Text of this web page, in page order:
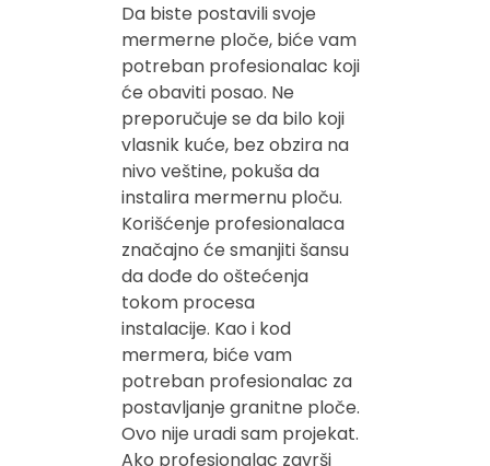
Da biste postavili svoje
mermerne ploče, biće vam
potreban profesionalac koji
će obaviti posao. Ne
preporučuje se da bilo koji
vlasnik kuće, bez obzira na
nivo veštine, pokuša da
instalira mermernu ploču.
Korišćenje profesionalaca
značajno će smanjiti šansu
da dođe do oštećenja
tokom procesa
instalacije. Kao i kod
mermera, biće vam
potreban profesionalac za
postavljanje granitne ploče.
Ovo nije uradi sam projekat.
Ako profesionalac završi